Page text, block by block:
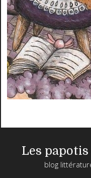
Les
blog